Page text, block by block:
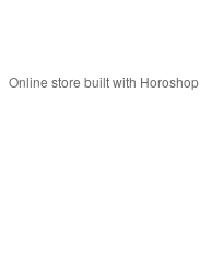
Online store built with Horoshop